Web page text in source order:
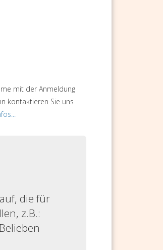
mit der Anmeldung
kontaktieren Sie uns
die für
z.B.: